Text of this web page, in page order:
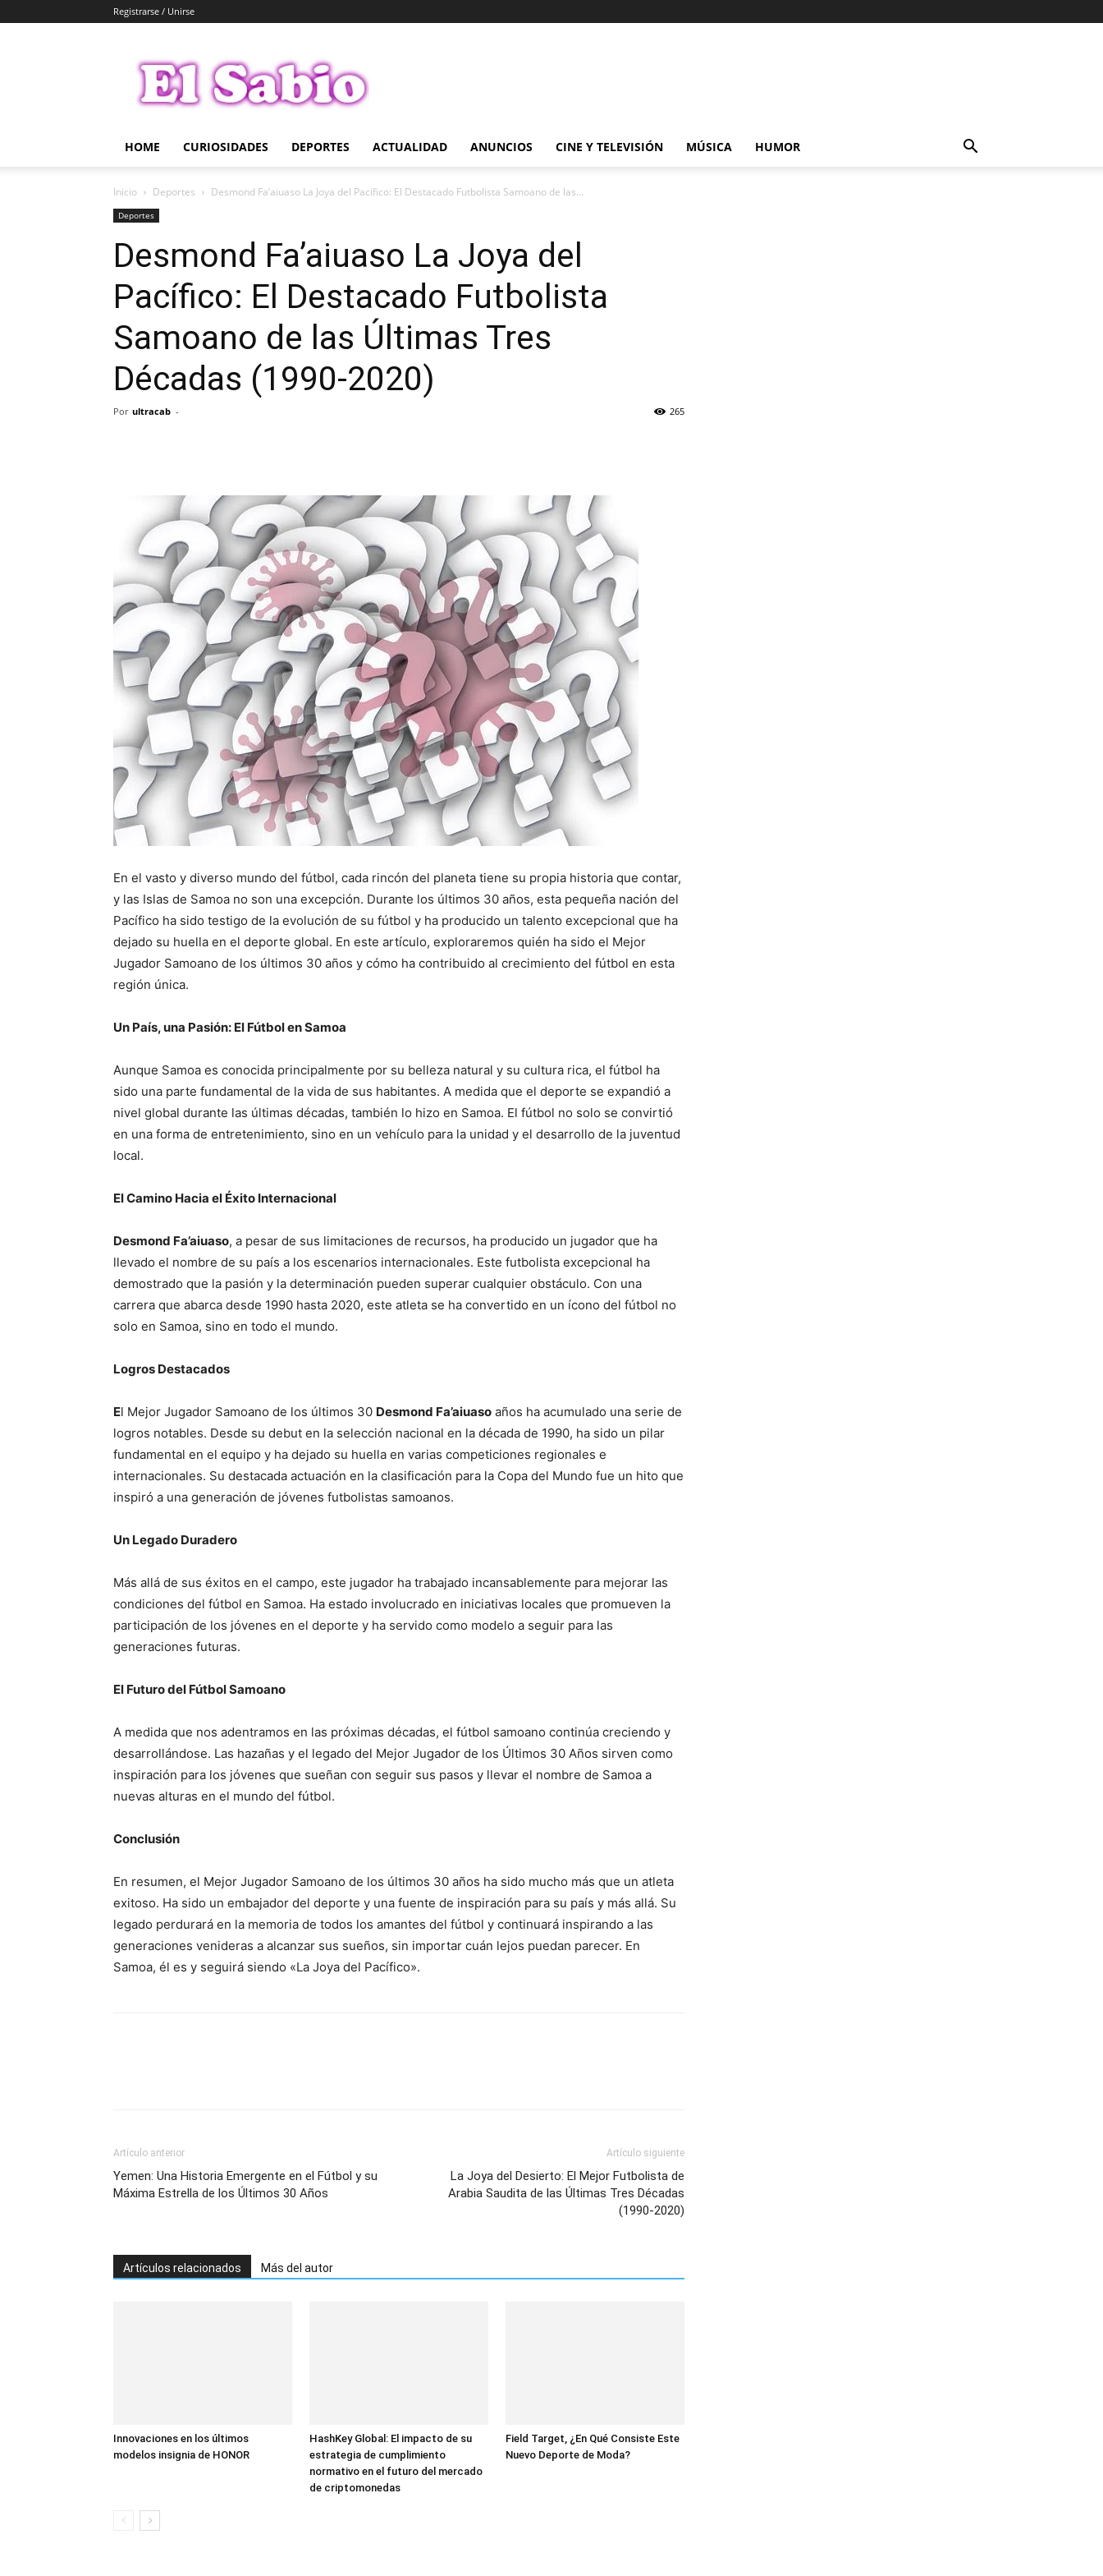
Registrarse / Unirse
Sabio
HOME CURIOSIDADES DEPORTES ACTUALIDAD ANUNCIOS CINE Y TELEVISIÓN MÚSICA HUMOR
Inicio Deportes Desmond Fa’aiuaso La Joya del Pacífico: El Destacado Futbolista Samoano de las...
Deportes
Desmond Fa’aiuaso La Joya del
Pacífico: El Destacado Futbolista
Samoano de las Últimas Tres
Décadas (1990-2020)
Por ultracab - 265
En el vasto y diverso mundo del fútbol, cada rincón del planeta tiene su propia historia que contar,
y las Islas de Samoa no son una excepción. Durante los últimos 30 años, esta pequeña nación del
Pacífico ha sido testigo de la evolución de su fútbol y ha producido un talento excepcional que ha
dejado su huella en el deporte global. En este artículo, exploraremos quién ha sido el Mejor
Jugador Samoano de los últimos 30 años y cómo ha contribuido al crecimiento del fútbol en esta
región única.
Un País, una Pasión: El Fútbol en Samoa
Aunque Samoa es conocida principalmente por su belleza natural y su cultura rica, el fútbol ha
sido una parte fundamental de la vida de sus habitantes. A medida que el deporte se expandió a
nivel global durante las últimas décadas, también lo hizo en Samoa. El fútbol no solo se convirtió
en una forma de entretenimiento, sino en un vehículo para la unidad y el desarrollo de la juventud
local.
El Camino Hacia el Éxito Internacional
Desmond Fa’aiuaso, a pesar de sus limitaciones de recursos, ha producido un jugador que ha
llevado el nombre de su país a los escenarios internacionales. Este futbolista excepcional ha
demostrado que la pasión y la determinación pueden superar cualquier obstáculo. Con una
carrera que abarca desde 1990 hasta 2020, este atleta se ha convertido en un ícono del fútbol no
solo en Samoa, sino en todo el mundo.
Logros Destacados
El Mejor Jugador Samoano de los últimos 30 Desmond Fa’aiuaso años ha acumulado una serie de
logros notables. Desde su debut en la selección nacional en la década de 1990, ha sido un pilar
fundamental en el equipo y ha dejado su huella en varias competiciones regionales e
internacionales. Su destacada actuación en la clasificación para la Copa del Mundo fue un hito que
inspiró a una generación de jóvenes futbolistas samoanos.
Un Legado Duradero
Más allá de sus éxitos en el campo, este jugador ha trabajado incansablemente para mejorar las
condiciones del fútbol en Samoa. Ha estado involucrado en iniciativas locales que promueven la
participación de los jóvenes en el deporte y ha servido como modelo a seguir para las
generaciones futuras.
El Futuro del Fútbol Samoano
A medida que nos adentramos en las próximas décadas, el fútbol samoano continúa creciendo y
desarrollándose. Las hazañas y el legado del Mejor Jugador de los Últimos 30 Años sirven como
inspiración para los jóvenes que sueñan con seguir sus pasos y llevar el nombre de Samoa a
nuevas alturas en el mundo del fútbol.
Conclusión
En resumen, el Mejor Jugador Samoano de los últimos 30 años ha sido mucho más que un atleta
exitoso. Ha sido un embajador del deporte y una fuente de inspiración para su país y más allá. Su
legado perdurará en la memoria de todos los amantes del fútbol y continuará inspirando a las
generaciones venideras a alcanzar sus sueños, sin importar cuán lejos puedan parecer. En
Samoa, él es y seguirá siendo «La Joya del Pacífico».
Artículo anterior
Yemen: Una Historia Emergente en el Fútbol y su
Máxima Estrella de los Últimos 30 Años
Artículo siguiente
La Joya del Desierto: El Mejor Futbolista de
Arabia Saudita de las Últimas Tres Décadas
(1990-2020)
Artículos relacionados Más del autor
Innovaciones en los últimos
modelos insignia de HONOR
HashKey Global: El impacto de su
estrategia de cumplimiento
normativo en el futuro del mercado
de criptomonedas
Field Target, ¿En Qué Consiste Este
Nuevo Deporte de Moda?